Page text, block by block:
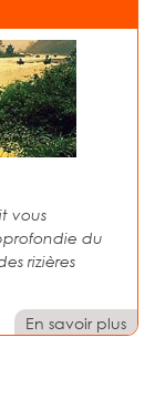
vous
du
rizières
En savoir plus